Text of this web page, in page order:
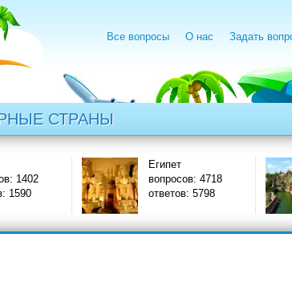
Все вопросы О нас Задать
СТРАНЫ
1402
1590
Египет
вопросов: 4718
ответов: 5798